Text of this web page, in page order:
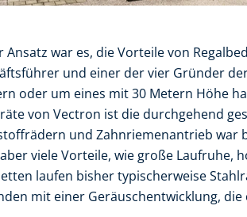
Ansatz war es, die Vorteile von
und einer der vier Gründer
oder um eines mit 30 Metern Höhe
von Vectron ist die durchgehend
und Zahnriemenantrieb war
viele Vorteile, wie große Laufruhe,
laufen bisher typischerweise
mit einer Geräuschentwicklung,